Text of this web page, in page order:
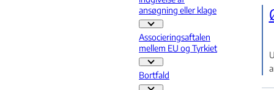
ansøgning eller klage
Afvisning af indgivelse af
Associeringsaftalen
mellem EU og Tyrkiet
Associeringsaftalen mellem EU
Bortfald